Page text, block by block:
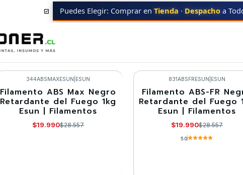
Puedes Elegir: Comprar en Tienda · Despacho a
ABS CONTRA FUEGO RETARDANTE ESUN
ESUN
-30%
Llega el 30/08/2026
344ABSMAXESUN ESUN
Filamento ABS Max Negro
Retardante del Fuego 1kg
Esun | Filamentos
$19.990$28.557
-30%
Llega el 30/08/2026
831ABSFRESUN ESUN
Filamento ABS-FR
Retardante del Fuego
Esun | Filamentos
$19.990$28.557
5.0